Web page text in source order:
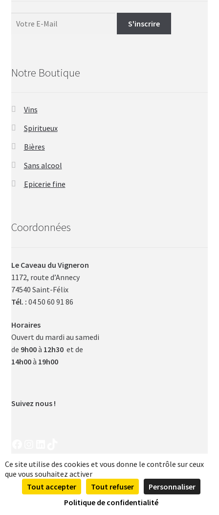
Notre Boutique
Vins
Spiritueux
Bières
Sans alcool
Epicerie fine
Coordonnées
Le Caveau du Vigneron
1172, route d’Annecy
74540 Saint-Félix
Tél. : 04 50 60 91 86
Horaires
Ouvert du mardi au samedi
de 9h00à 12h30 et de
14h00à 19h00
Suivez nous !
0
Ce site utilise des cookies et vous donne le contrôle sur ceux
que vous souhaitez activer
Tout accepter
Tout refuser
Personnaliser
Politique de confidentialité